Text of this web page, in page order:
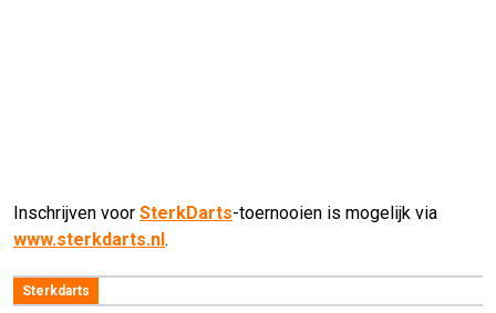
Inschrijven voor SterkDarts-toernooien is mogelijk via
www.sterkdarts.nl.
Sterkdarts